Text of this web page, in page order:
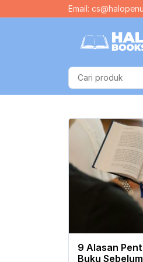
Email:
9 Alasan
Buku